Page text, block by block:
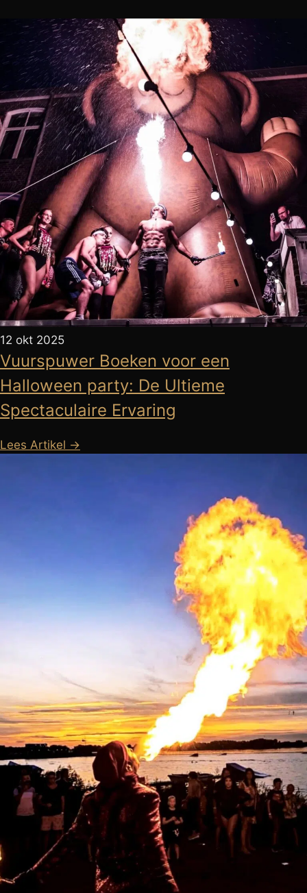
12 okt 2025
Vuurspuwer Boeken voor een
Halloween party: De Ultieme
Spectaculaire Ervaring
Lees Artikel →